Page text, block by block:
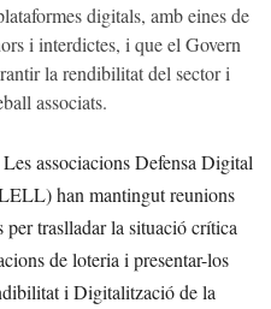
digitals, amb eines de
i interdictes, i que el Govern
la rendibilitat del sector i
associats.
Les associacions Defensa Digital
han mantingut reunions
per traslladar la situació crítica
de loteria i presentar-los
i Digitalització de la